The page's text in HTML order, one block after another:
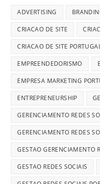
ADVERTISING
CRIACAO DE SITE
CRIACAO DE SITE
EMPREENDEDORISMO
EMPRESA MARKETING
ENTREPRENEURSHIP
GERENCIAMENTO REDES
GERENCIAMENTO REDES
GESTAO GERENCIAMENTO
GESTAO REDES SOCIAIS